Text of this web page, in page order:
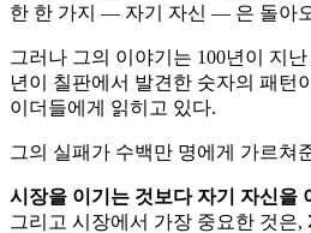
한 한 가지 — 자기 자신 — 은 돌아
그러나 그의 이야기는 100년이 지
년이 칠판에서 발견한 숫자의 패턴
이더들에게 읽히고 있다.
그의 실패가 수백만 명에게 가르쳐
시장을 이기는 것보다 자기 자신을
그리고 시장에서 가장 중요한 것은,